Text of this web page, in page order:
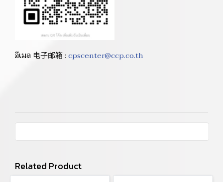
อีเมล 电子邮箱 :cpscenter@ccp.co.th
Related Product